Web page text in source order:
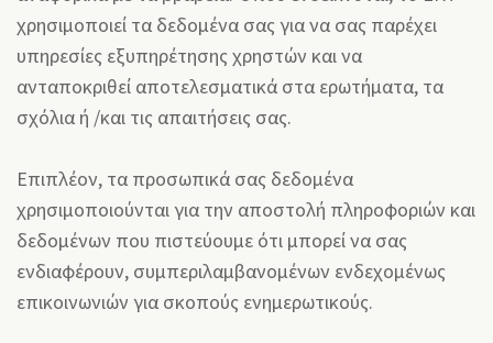
χρησιμοποιεί τα δεδομένα σας για να σας παρέχει
υπηρεσίες εξυπηρέτησης χρηστών και να
ανταποκριθεί αποτελεσματικά στα ερωτήματα, τα
σχόλια ή /και τις απαιτήσεις σας.
Επιπλέον, τα προσωπικά σας δεδομένα
χρησιμοποιούνται για την αποστολή πληροφοριών και
δεδομένων που πιστεύουμε ότι μπορεί να σας
ενδιαφέρουν, συμπεριλαμβανομένων ενδεχομένως
επικοινωνιών για σκοπούς ενημερωτικούς.